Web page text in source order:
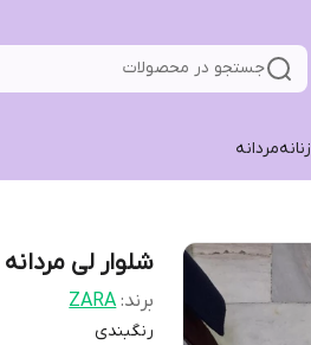
جستجو در محصولات
زنانهمردانه
شلوار لی
برند: ZARA
رنگبندی